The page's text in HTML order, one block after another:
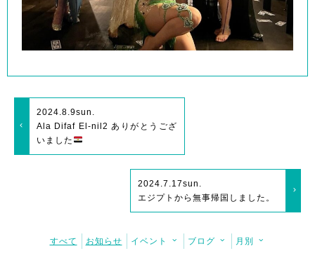
2024.8.9sun.
Ala Difaf El-nil2 ありがとうござ
いました
2024.7.17sun.
エジプトから無事帰国しました。
すべて お知らせ イベント ブログ 月別